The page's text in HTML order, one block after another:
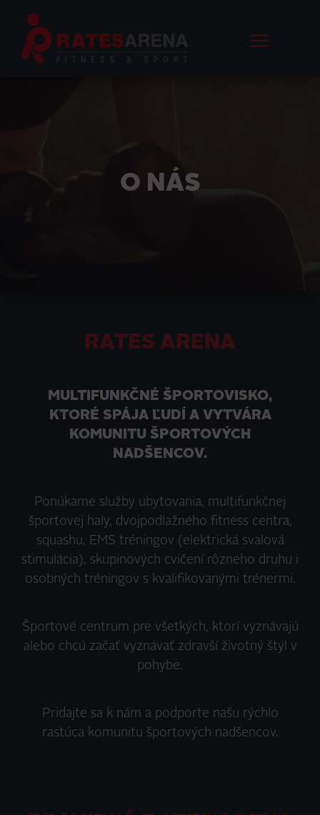
O NÁS
RATES ARENA
MULTIFUNKČNÉ ŠPORTOVISKO,
KTORÉ SPÁJA ĽUDÍ A VYTVÁRA
KOMUNITU ŠPORTOVÝCH
NADŠENCOV.
Ponúkame služby ubytovania, multifunkčnej
športovej haly, dvojpodlažného fitness centra,
squashu, EMS tréningov (elektrická svalová
stimulácia), skupinových cvičení rôzneho druhu i
osobných tréningov s kvalifikovanými trénermi.
Športové centrum pre všetkých, ktorí vyznávajú
alebo chcú začať vyznávať zdravší životný štýl v
pohybe.
Pridajte sa k nám a podporte našu rýchlo
rastúca komunitu športových nadšencov.